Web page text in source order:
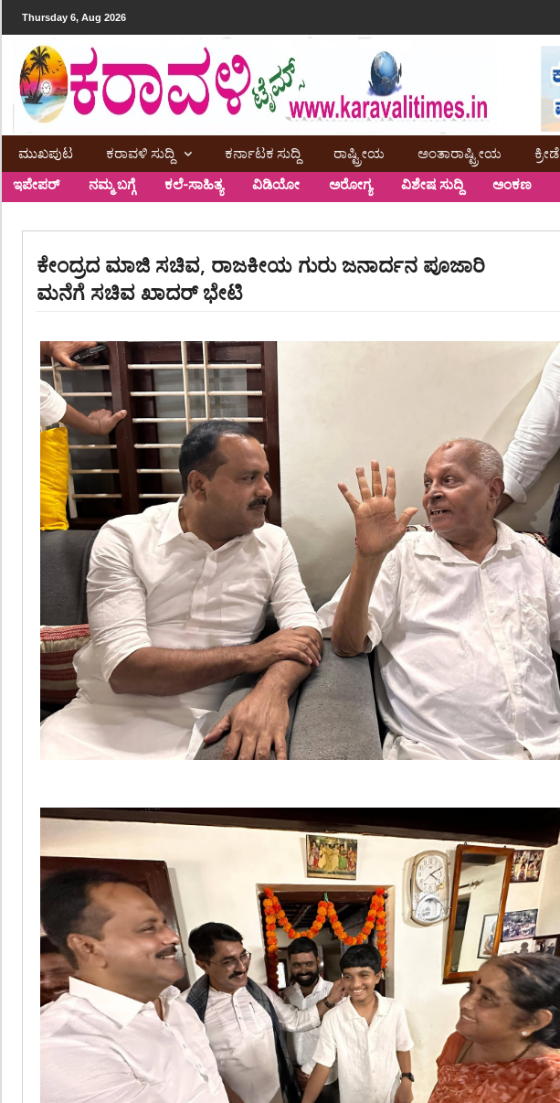
Thursday 6, Aug 2026
ಮುಖಪುಟ ಕರಾವಳಿ ಸುದ್ದಿ ಕರ್ನಾಟಕ ಸುದ್ದಿ ರಾಷ್ಟ್ರೀಯ ಅಂತಾರಾಷ್ಟ್ರೀಯ ಕ್ರೀಡೆ
ಇಪೇಪರ್ ನಮ್ಮ ಬಗ್ಗೆ ಕಲೆ-ಸಾಹಿತ್ಯ ವಿಡಿಯೋ ಅರೋಗ್ಯ ವಿಶೇಷ ಸುದ್ದಿ ಅಂಕಣ
ಕೇಂದ್ರದ ಮಾಜಿ ಸಚಿವ, ರಾಜಕೀಯ ಗುರು ಜನಾರ್ದನ ಪೂಜಾರಿ
ಮನೆಗೆ ಸಚಿವ ಖಾದರ್ ಭೇಟಿ